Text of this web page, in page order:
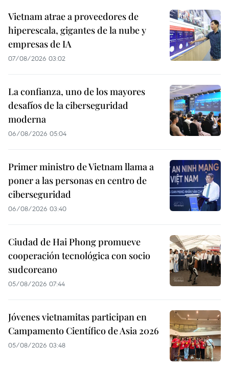
Vietnam atrae a proveedores de
hiperescala, gigantes de la nube y
empresas de IA
07/08/2026 03:02
La confianza, uno de los mayores
desafíos de la ciberseguridad
moderna
06/08/2026 05:04
Primer ministro de Vietnam llama a
poner a las personas en centro de
ciberseguridad
06/08/2026 03:40
Ciudad de Hai Phong promueve
cooperación tecnológica con socio
sudcoreano
05/08/2026 07:44
Jóvenes vietnamitas participan en
Campamento Científico de Asia 2026
05/08/2026 03:48